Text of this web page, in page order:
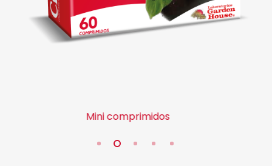
Mini comprimidos